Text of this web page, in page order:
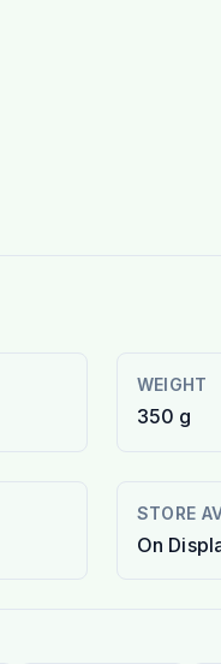
WEIGHT
350 g
STORE
On